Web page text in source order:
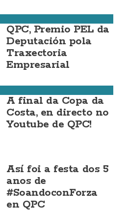
QPC, Premio PEL da
Deputación pola
Traxectoria
Empresarial
A final da Copa da
Costa, en directo no
Youtube de QPC!
Así foi a festa dos 5
anos de
#SoandoconForza
en QPC